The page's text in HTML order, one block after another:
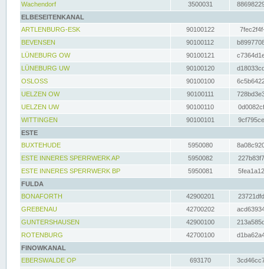
Wachendorf
3500031
ELBESEITENKANAL
ARTLENBURG-ESK
90100122
BEVENSEN
90100112
LÜNEBURG OW
90100121
LÜNEBURG UW
90100120
OSLOSS
90100100
UELZEN OW
90100111
UELZEN UW
90100110
WITTINGEN
90100101
ESTE
BUXTEHUDE
5950080
ESTE INNERES SPERRWERK AP
5950082
ESTE INNERES SPERRWERK BP
5950081
FULDA
BONAFORTH
42900201
GREBENAU
42700202
GUNTERSHAUSEN
42900100
ROTENBURG
42700100
FINOWKANAL
EBERSWALDE OP
693170